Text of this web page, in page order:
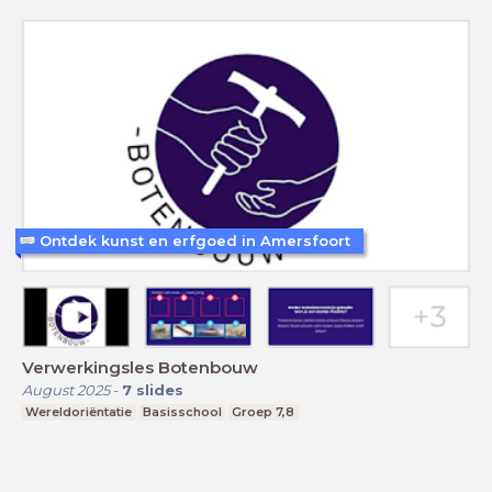
Verwerkingsles Botenbouw
August 2025- 7 slides
Wereldoriëntatie Basisschool Groep 7,8
Ontdek kunst en erfgoed in Amersfoort